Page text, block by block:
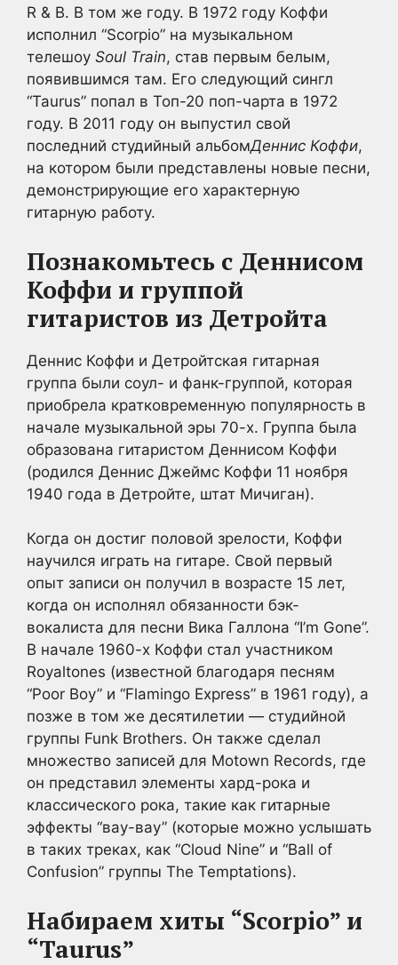
R & B. В том же году. В 1972 году Коффи
исполнил “Scorpio” на музыкальном
телешоу Soul Train, став первым белым,
появившимся там. Его следующий сингл
“Taurus” попал в Топ-20 поп-чарта в 1972
году. В 2011 году он выпустил свой
последний студийный альбомДеннис Коффи,
на котором были представлены новые песни,
демонстрирующие его характерную
гитарную работу.
Познакомьтесь с Деннисом
Коффи и группой
гитаристов из Детройта
Деннис Коффи и Детройтская гитарная
группа были соул- и фанк-группой, которая
приобрела кратковременную популярность в
начале музыкальной эры 70-х. Группа была
образована гитаристом Деннисом Коффи
(родился Деннис Джеймс Коффи 11 ноября
1940 года в Детройте, штат Мичиган).
Когда он достиг половой зрелости, Коффи
научился играть на гитаре. Свой первый
опыт записи он получил в возрасте 15 лет,
когда он исполнял обязанности бэк-
вокалиста для песни Вика Галлона “I’m Gone”.
В начале 1960-х Коффи стал участником
Royaltones (известной благодаря песням
“Poor Boy” и “Flamingo Express” в 1961 году), а
позже в том же десятилетии — студийной
группы Funk Brothers. Он также сделал
множество записей для Motown Records, где
он представил элементы хард-рока и
классического рока, такие как гитарные
эффекты “вау-вау” (которые можно услышать
в таких треках, как “Cloud Nine” и “Ball of
Confusion” группы The Temptations).
Набираем хиты “Scorpio” и
“Taurus”